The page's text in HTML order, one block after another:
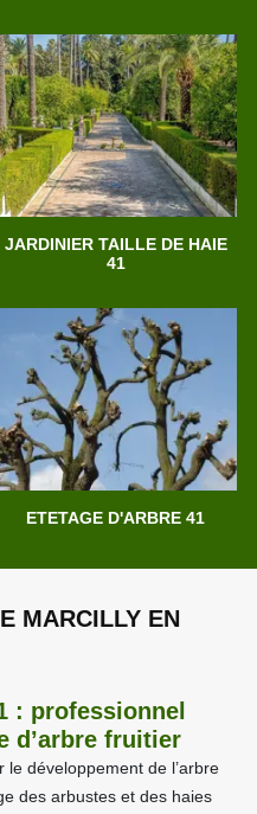
JARDINIER TAILLE DE HAIE
41
ETETAGE D'ARBRE 41
MARCILLY EN
: professionnel
d’arbre fruitier
le développement de l’arbre
des arbustes et des haies